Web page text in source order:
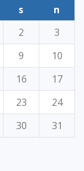
s
n
2
3
9
10
16
17
23
24
30 31